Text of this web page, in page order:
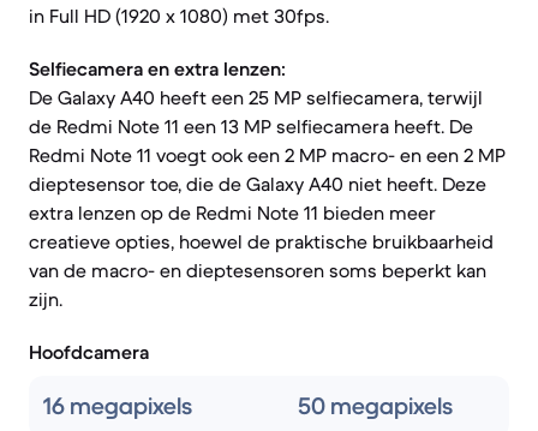
in Full HD (1920 x 1080) met 30fps.
Selfiecamera en extra lenzen:
De Galaxy A40 heeft een 25 MP selfiecamera, terwijl
de Redmi Note 11 een 13 MP selfiecamera heeft. De
Redmi Note 11 voegt ook een 2 MP macro- en een 2 MP
dieptesensor toe, die de Galaxy A40 niet heeft. Deze
extra lenzen op de Redmi Note 11 bieden meer
creatieve opties, hoewel de praktische bruikbaarheid
van de macro- en dieptesensoren soms beperkt kan
zijn.
Hoofdcamera
16 megapixels 50 megapixels